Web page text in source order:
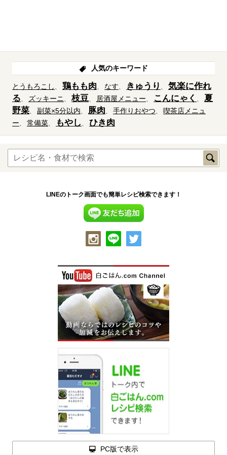
人気のキーワード
とうもろこし 鶏もも肉 なす きゅうり
気楽に作れ
る
ズッキーニ 枝豆 居酒屋メニュー こんにゃく
夏
野菜
副菜×5分以内 豚肉 手作りおやつ
喫茶店メニュ
ー
常備菜 もやし ひき肉
LINEのトーク画面でも簡単レシピ検索できます！
PC版で表示